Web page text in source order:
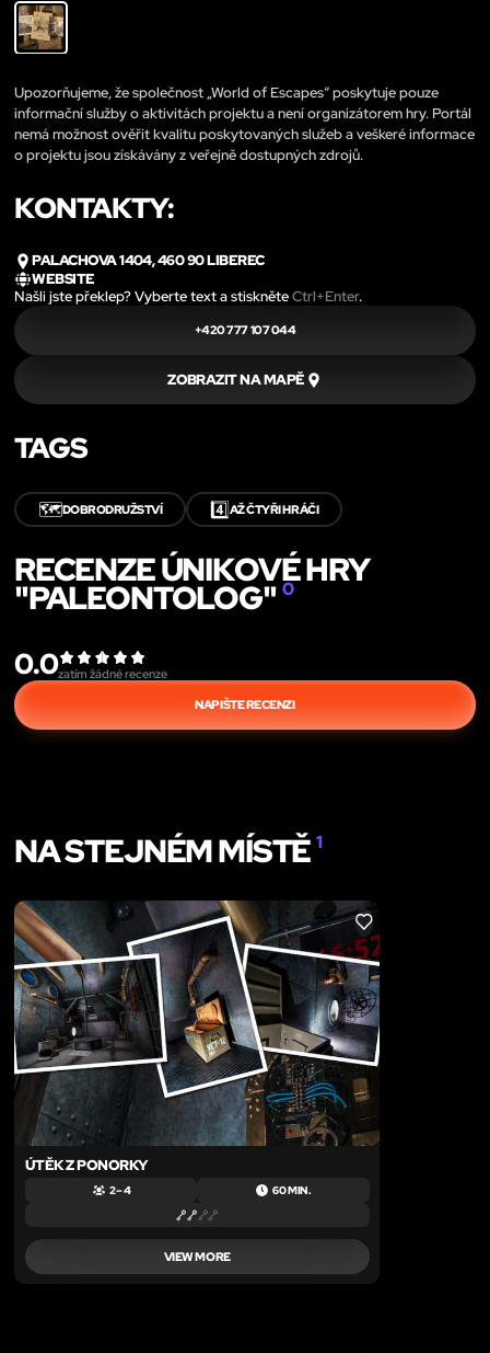
Upozorňujeme, že společnost „World of Escapes“ poskytuje pouze
informační služby o aktivitách projektu a není organizátorem hry. Portál
nemá možnost ověřit kvalitu poskytovaných služeb a veškeré informace
o projektu jsou získávány z veřejně dostupných zdrojů.
KONTAKTY:
PALACHOVA 1404, 460 90 LIBEREC
WEBSITE
Našli jste překlep? Vyberte text a stiskněteCtrl+Enter.
+420 777 107 044
ZOBRAZIT NA MAPĚ
TAGS
🗺️DOBRODRUŽSTVÍ 4️⃣AŽ ČTYŘI HRÁČI
RECENZE ÚNIKOVÉ HRY
"PALEONTOLOG" 0
0.0zatím žádné recenze
NAPIŠTE RECENZI
NA STEJNÉM MÍSTĚ1
LIKE
ÚTĚK Z PONORKY
2 – 4 60 MIN.
VIEW MORE